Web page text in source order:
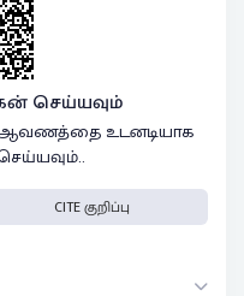
செய்யவும்
ஆவணத்தை உடனடியாக
CITE குறிப்பு